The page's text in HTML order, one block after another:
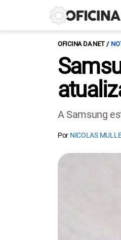
OFICINA DA NET
A Samsung
Por NICOLAS